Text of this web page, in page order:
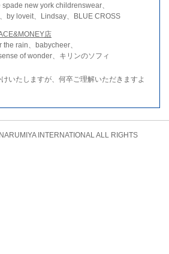
new york childrenswear、
by loveit、Lindsay、BLUE CROSS
店
rain、babycheer、
of wonder、キリンのソフィ
いたしますが、何卒ご理解いただきますよ